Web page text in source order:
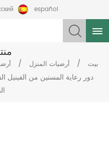
español
بيت / أرضيات المنزل /
دور رعاية المسنين من الفينيل